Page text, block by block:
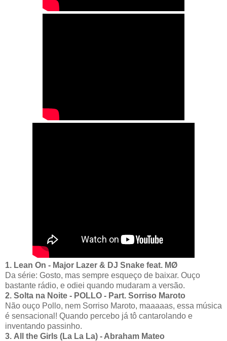
1. Lean On - Major Lazer & DJ Snake feat. MØ
Da série: Gosto, mas sempre esqueço de baixar. Ouço
bastante rádio, e odiei quando mudaram a versão.
2. Solta na Noite - POLLO - Part. Sorriso Maroto
Não ouço Pollo, nem Sorriso Maroto, maaaaas, essa música
é sensacional! Quando percebo já tô cantarolando e
inventando passinho.
3. All the Girls (La La La) - Abraham Mateo